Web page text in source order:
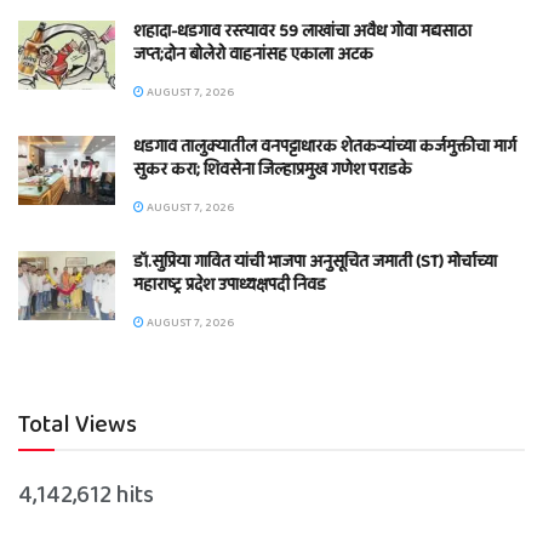
शहादा-धडगाव रस्त्यावर 59 लाखांचा अवैध गोवा मद्यसाठा
जप्त;दोन बोलेरो वाहनांसह एकाला अटक
AUGUST 7, 2026
धडगाव तालुक्यातील वनपट्टाधारक शेतकऱ्यांच्या कर्जमुक्तीचा मार्ग
सुकर करा; शिवसेना जिल्हाप्रमुख गणेश पराडके
AUGUST 7, 2026
डॉ.सुप्रिया गावित यांची भाजपा अनुसूचित जमाती (ST) मोर्चाच्या
महाराष्ट्र प्रदेश उपाध्यक्षपदी निवड
AUGUST 7, 2026
Total Views
4,142,612 hits